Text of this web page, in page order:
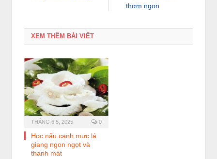
thơm ngon
XEM THÊM BÀI VIẾT
THÁNG 6 5, 2025 0
Học nấu canh mực lá
giang ngon ngọt và
thanh mát